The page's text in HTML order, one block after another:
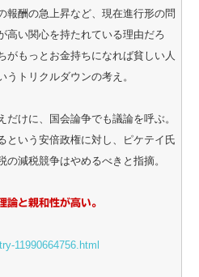
報酬の急上昇など、現在進行形の問
高い関心を持たれている理由だろ
がもっとお金持ちになれば貧しい人
トリクルダウンの考え。
だけに、国会論争でも議論を呼ぶ。
という安倍政権に対し、ピケテイ氏
減税競争はやめるべきと指摘。
論と親和性が高い。
11990664756.html